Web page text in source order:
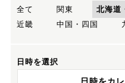
全て
関東 北海道
近畿
中国・四国
日時を選択
日時をカ